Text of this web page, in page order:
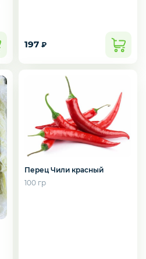
197 ₽
Перец Чили красный
100 гр